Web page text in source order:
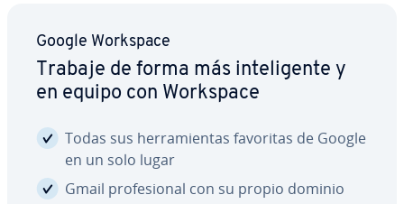
Google Workspace
Trabaje de forma más in­te­li­ge­n­te y
en equipo con Workspace
Todas sus he­rra­mie­n­tas favoritas de Google
en un solo lugar
Gmail pro­fe­sio­nal con su propio dominio